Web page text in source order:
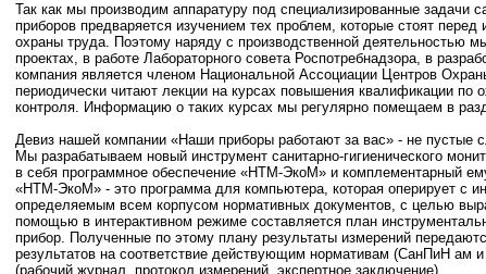
Так как мы производим аппаратуру под специализированные задачи
приборов предваряется изучением тех проблем, которые стоят
охраны труда. Поэтому наряду с производственной деятельностью
проектах, в работе Лабораторного совета Роспотребнадзора, в
компания является членом Национальной Ассоциации Центров
периодически читают лекции на курсах повышения квалификации по
контроля. Информацию о таких курсах мы регулярно помещаем в
Девиз нашей компании «Наши приборы работают за вас» - не пустые
Мы разрабатываем новый инструмент санитарно-гигиенического
в себя программное обеспечение «НТМ-ЭкоМ» и комплементарный
«НТМ-ЭкоМ» - это программа для компьютера, которая оперирует с
определяемым всем корпусом нормативных документов, с целью
помощью в интерактивном режиме составляется план
прибор. Полученные по этому плану результаты измерений
результатов на соответствие действующим нормативам (СанПиН
(рабочий журнал, протокол измерений, экспертное заключение).